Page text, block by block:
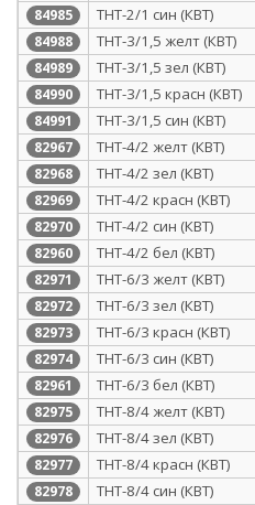
84985 ТНТ-2/1 син (КВТ)
84988 ТНТ-3/1,5 желт (КВТ)
84989 ТНТ-3/1,5 зел (КВТ)
84990 ТНТ-3/1,5 красн (КВТ)
84991 ТНТ-3/1,5 син (КВТ)
82967 ТНТ-4/2 желт (КВТ)
82968 ТНТ-4/2 зел (КВТ)
82969 ТНТ-4/2 красн (КВТ)
82970 ТНТ-4/2 син (КВТ)
82960 ТНТ-4/2 бел (КВТ)
82971 ТНТ-6/3 желт (КВТ)
82972 ТНТ-6/3 зел (КВТ)
82973 ТНТ-6/3 красн (КВТ)
82974 ТНТ-6/3 син (КВТ)
82961 ТНТ-6/3 бел (КВТ)
82975 ТНТ-8/4 желт (КВТ)
82976 ТНТ-8/4 зел (КВТ)
82977 ТНТ-8/4 красн (КВТ)
82978 ТНТ-8/4 син (КВТ)